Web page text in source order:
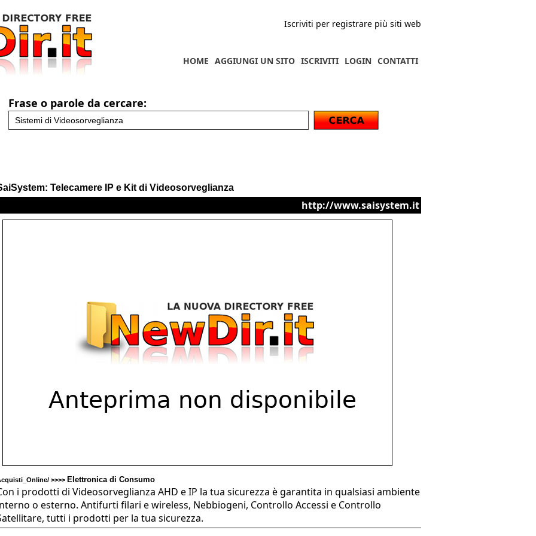
Iscriviti per registrare più siti web
CONTATTI
LOGIN
ISCRIVITI
AGGIUNGI UN SITO
HOME
Frase o parole da cercare:
Telecamere IP e Kit di Videosorveglianza
http://www.saisystem.it
>>>> Elettronica di Consumo
i prodotti di Videosorveglianza AHD e IP la tua sicurezza è garantita in qualsiasi ambiente
o esterno. Antifurti filari e wireless, Nebbiogeni, Controllo Accessi e Controllo
tutti i prodotti per la tua sicurezza.